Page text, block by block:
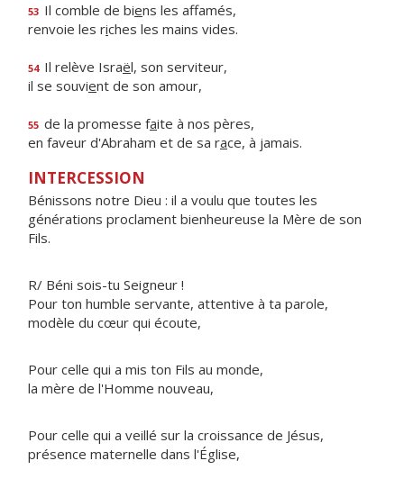
53 Il comble de biens les affamés,
renvoie les riches les mains vides.
54 Il relève Israël, son serviteur,
il se souvient de son amour,
55 de la promesse faite à nos pères,
en faveur d'Abraham et de sa race, à jamais.
INTERCESSION
Bénissons notre Dieu : il a voulu que toutes les
générations proclament bienheureuse la Mère de son
Fils.
R/ Béni sois-tu Seigneur !
Pour ton humble servante, attentive à ta parole,
modèle du cœur qui écoute,
Pour celle qui a mis ton Fils au monde,
la mère de l'Homme nouveau,
Pour celle qui a veillé sur la croissance de Jésus,
présence maternelle dans l'Église,